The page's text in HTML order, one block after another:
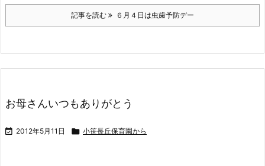
記事を読む ６月４日は虫歯予防デー
お母さんいつもありがとう
 2012年5月11日  小笹長丘保育園から